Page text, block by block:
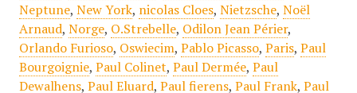
Neptune, New York, nicolas Cloes, Nietzsche, Noël
Arnaud, Norge, O.Strebelle, Odilon Jean Périer,
Orlando Furioso, Oswiecim, Pablo Picasso, Paris, Paul
Bourgoignie, Paul Colinet, Paul Dermée, Paul
Dewalhens, Paul Eluard, Paul fierens, Paul Frank, Paul